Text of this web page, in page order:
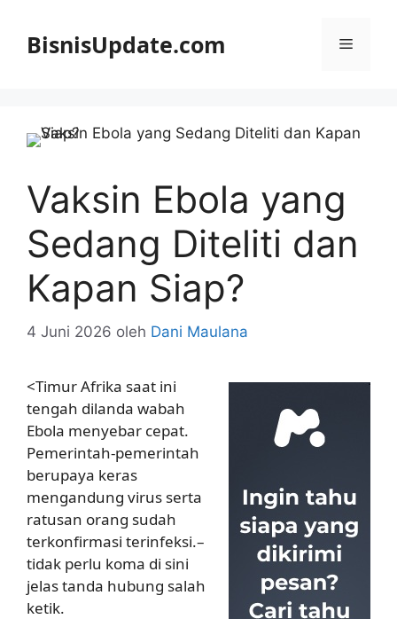
BisnisUpdate.com Menu
Vaksin Ebola yang
Sedang Diteliti dan
Kapan Siap?
4 Juni 2026 oleh Dani Maulana
<Timur Afrika saat ini
tengah dilanda wabah
Ebola menyebar cepat.
Pemerintah-pemerintah
berupaya keras
mengandung virus serta
ratusan orang sudah
terkonfirmasi terinfeksi.–
tidak perlu koma di sini
jelas tanda hubung salah
ketik.